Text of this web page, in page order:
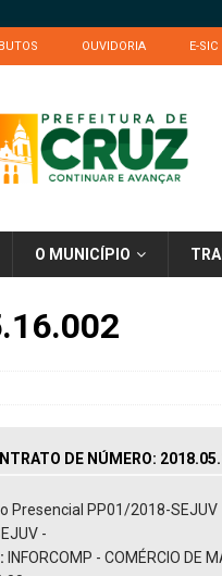
OUVIDORIA E-SIC
O MUNICÍPIO
DE NÚMERO:
Presencial PP01/2018-SEJUV
-
INFORCOMP - COMÉRCIO DE